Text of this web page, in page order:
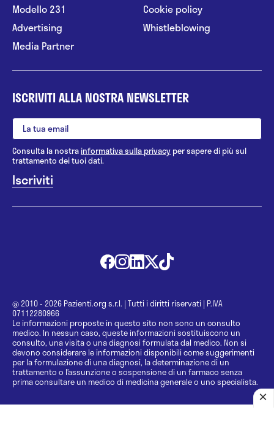
Modello 231
Advertising
Media Partner
Cookie policy
Whistleblowing
ISCRIVITI ALLA NOSTRA NEWSLETTER
Consulta la nostrainformativa sulla privacy per sapere di più sul
trattamento dei tuoi dati.
@ 2010 - 2026 Pazienti.org s.r.l. | Tutti i diritti riservati | P.IVA
07112280966
Le informazioni proposte in questo sito non sono un consulto
medico. In nessun caso, queste informazioni sostituiscono un
consulto, una visita o una diagnosi formulata dal medico. Non si
devono considerare le informazioni disponibili come suggerimenti
per la formulazione di una diagnosi, la determinazione di un
trattamento o l’assunzione o sospensione di un farmaco senza
prima consultare un medico di medicina generale o uno specialista.